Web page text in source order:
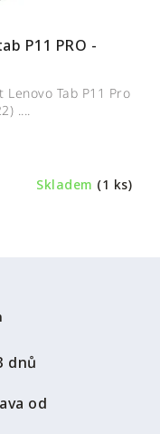
P11 PRO -
Skladem (1 ks)
Tab P11 Pro
....
dnů
od